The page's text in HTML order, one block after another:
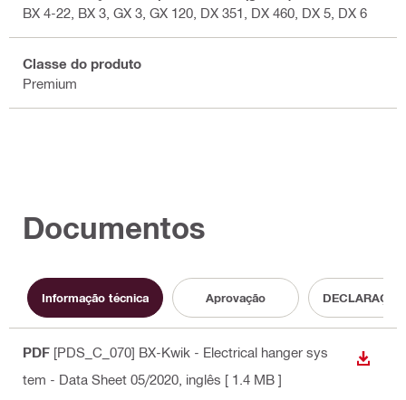
BX 4-22, BX 3, GX 3, GX 120, DX 351, DX 460, DX 5, DX 6
Classe do produto
Premium
Documentos
Informação técnica Aprovação
PDF [PDS_C_070] BX-Kwik - Electrical hanger sys
tem - Data Sheet 05/2020 , inglês [ 1.4 MB ]